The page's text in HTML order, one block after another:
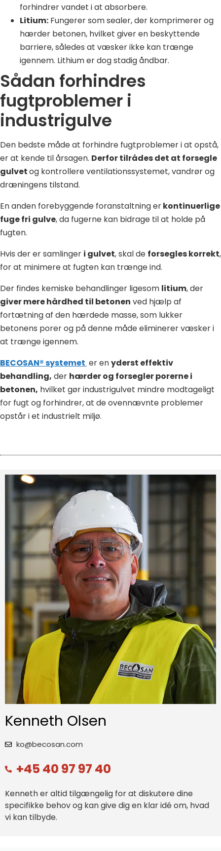
forhindrer vandet i at absorbere.
Litium: Fungerer som sealer, der komprimerer og
hærder betonen, hvilket giver en beskyttende
barriere, således at væsker ikke kan trænge
igennem. Lithium er dog stadig åndbar.
Sådan forhindres
fugtproblemer i
industrigulve
Den bedste måde at forhindre fugtproblemer i at opstå,
er at kende til årsagen. Derfor tilrådes det at forsegle
gulvetog kontrollere ventilationssystemet, vandrør og
dræningens tilstand.
En anden forebyggende foranstaltning erkontinuerlige
fuge fri gulve, da fugerne kan bidrage til at holde på
fugten.
Hvis der er samlinger i gulvet, skal de forsegles korrekt,
for at minimere at fugten kan trænge ind.
Der findes kemiske behandlinger ligesom litium, der
giver mere hårdhed til betonen ved hjælp af
fortætning af den hærdede masse, som lukker
betonens porer og på denne måde eliminerer væsker i
at trænge igennem.
BECOSAN® systemet er enyderst effektiv
behandling, der hærder og forsegler porerne i
betonen, hvilket gør industrigulvet mindre modtageligt
for fugt og forhindrer, at de ovennævnte problemer
opstår i et industrielt miljø.
Kenneth Olsen
ko@becosan.com
+45 40 97 97 40
Kenneth er altid tilgængelig for at diskutere dine
specifikke behov og kan give dig en klar idé om, hvad
vi kan tilbyde.